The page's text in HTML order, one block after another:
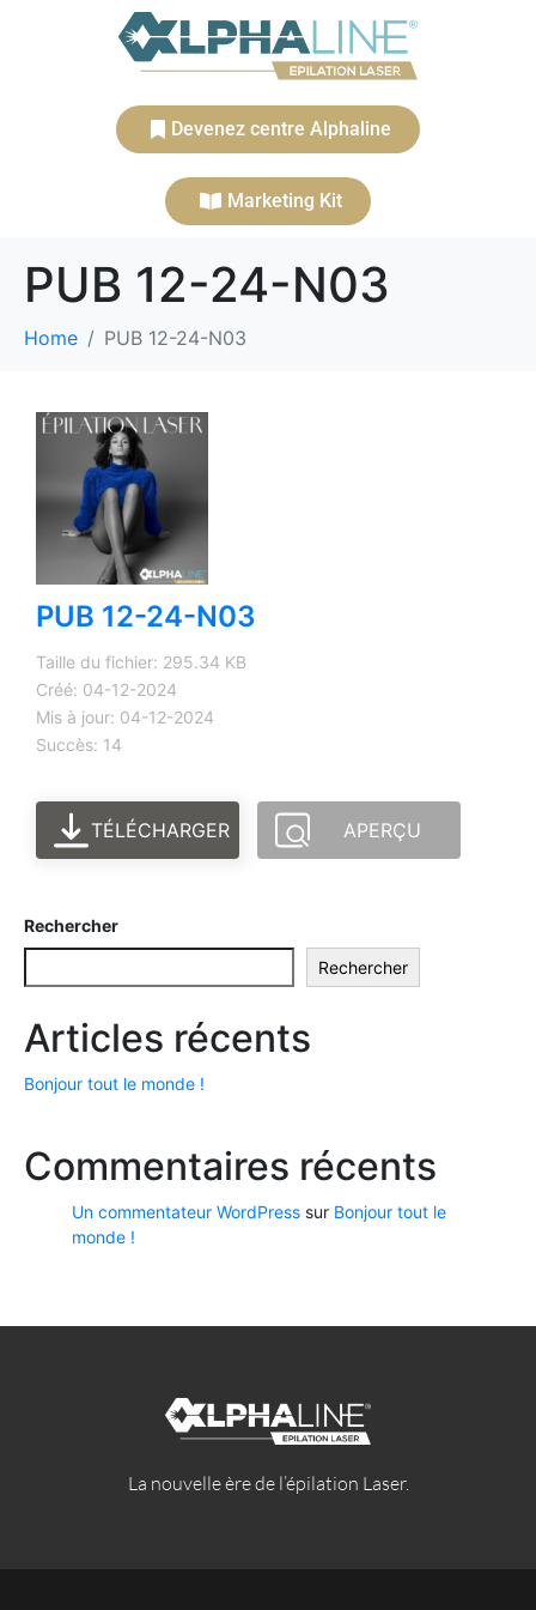
Devenez centre Alphaline
Marketing Kit
PUB 12-24-N03
Home PUB 12-24-N03
PUB 12-24-N03
Taille du fichier: 295.34 KB
Créé: 04-12-2024
Mis à jour: 04-12-2024
Succès: 14
TÉLÉCHARGER APERÇU
Rechercher
Rechercher
Articles récents
Bonjour tout le monde !
Commentaires récents
Un commentateur WordPress sur Bonjour tout le
monde !
La nouvelle ère de l’épilation Laser.